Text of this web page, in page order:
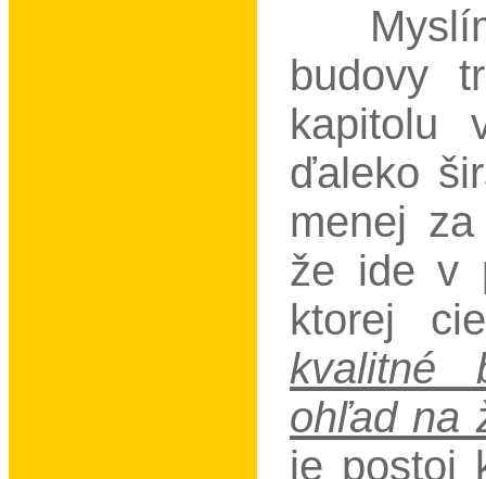
budovy
kapitolu
ďaleko
menej
že ide v
ktorej
kvalitné
ohľad na
je postoj